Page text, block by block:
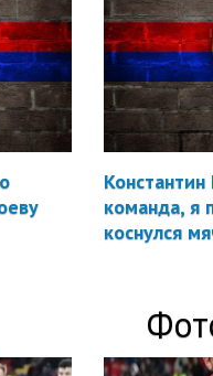
Константин
команда, я
коснулся